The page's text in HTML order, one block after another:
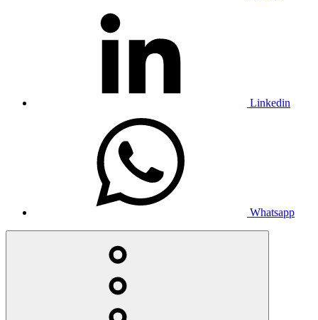
Linkedin
Whatsapp